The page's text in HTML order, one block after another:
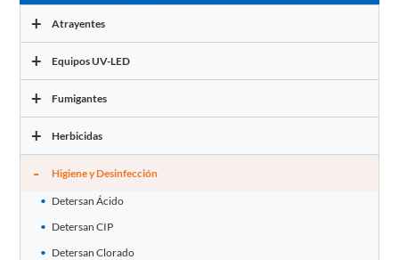
+ Atrayentes
+ Equipos UV-LED
+ Fumigantes
+ Herbicidas
- Higiene y Desinfección
Detersan Ácido
Detersan CIP
Detersan Clorado